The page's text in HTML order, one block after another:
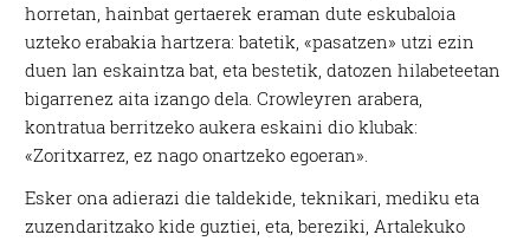
horretan, hainbat gertaerek eraman dute eskubaloia
uzteko erabakia hartzera: batetik, «pasatzen» utzi ezin
duen lan eskaintza bat, eta bestetik, datozen hilabeteetan
bigarrenez aita izango dela. Crowleyren arabera,
kontratua berritzeko aukera eskaini dio klubak:
«Zoritxarrez, ez nago onartzeko egoeran».
Esker ona adierazi die taldekide, teknikari, mediku eta
zuzendaritzako kide guztiei, eta, bereziki, Artalekuko